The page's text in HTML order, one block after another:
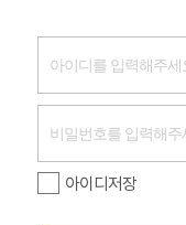
아이디저장